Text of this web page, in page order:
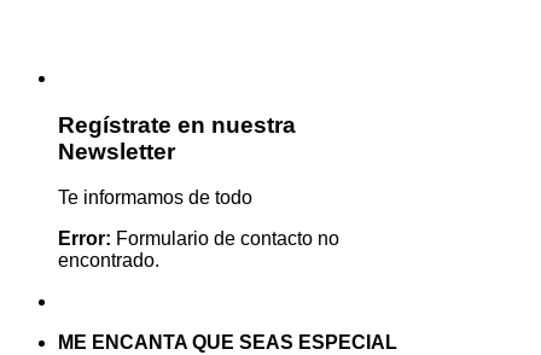
Regístrate en nuestra
Newsletter
Te informamos de todo
Error: Formulario de contacto no
encontrado.
ME ENCANTA QUE SEAS ESPECIAL